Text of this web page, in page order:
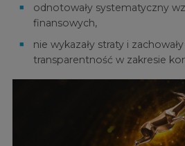
odnotowały systematyczny
finansowych,
nie wykazały straty i zachowały
transparentność w zakresie